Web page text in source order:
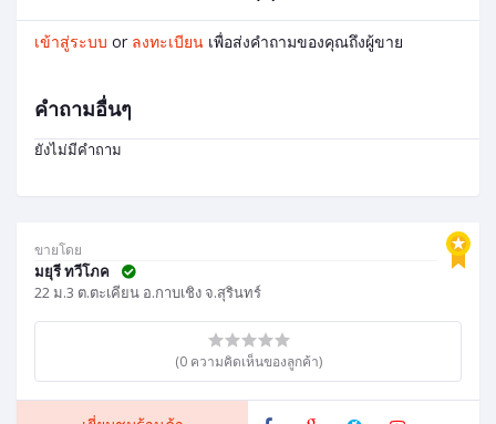
ขายโดย
มยุรี ทวีโภค
22 ม.3 ต.ตะเคียน อ.กาบเชิง จ.สุรินทร์
(0 ความคิดเห็นของลูกค้า)
เข้าสู่ระบบ or ลงทะเบียน เพื่อส่งคำถามของคุณถึงผู้ขาย
คำถามอื่นๆ
ยังไม่มีคำถาม